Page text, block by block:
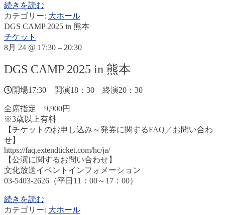
続きを読む
カテゴリー: 大ホール
DGS CAMP 2025 in 熊本
チケット
8月 24 @ 17:30 – 20:30
DGS CAMP 2025 in 熊本
開場17:30 開演18：30 終演20：30
全席指定 9,900円
※3歳以上有料
【チケットのお申し込み～発券に関するFAQ／お問い合わ
せ】
https://faq.extendticket.com/hc/ja/
【公演に関するお問い合わせ】
文化放送イベントインフォメーション
03-5403-2626（平日11：00～17：00）
続きを読む
カテゴリー: 大ホール